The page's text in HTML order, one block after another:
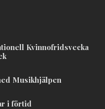
Kvinnofridsvecka
Musikhjälpen
i förtid